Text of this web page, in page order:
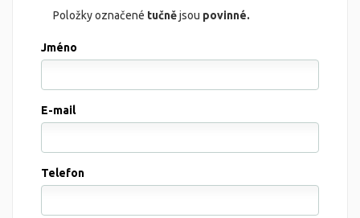
Položky označené tučnějsou povinné.
Jméno
E-mail
Telefon